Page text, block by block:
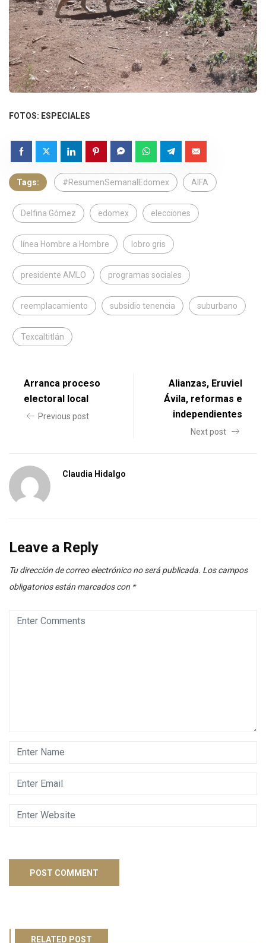
FOTOS: ESPECIALES
Tags: #ResumenSemanalEdomex AIFA
Delfina Gómez edomex elecciones
línea Hombre a Hombre lobro gris
presidente AMLO programas sociales
reemplacamiento subsidio tenencia suburbano
Texcaltitlán
Arranca proceso
electoral local
Previous post
Alianzas, Eruviel
Ávila, reformas e
independientes
Next post
Claudia Hidalgo
Leave a Reply
Tu dirección de correo electrónico no será publicada. Los campos
obligatorios están marcados con *
RELATED POST